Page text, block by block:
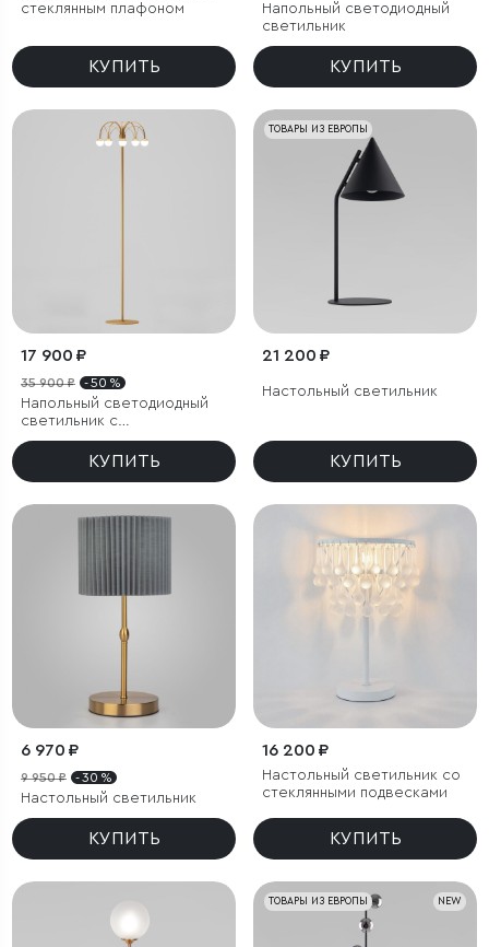
стеклянным плафоном
КУПИТЬ
Напольный светодиодный
светильник
КУПИТЬ
17 900 ₽
35 900 ₽ - 50 %
Напольный светодиодный
светильник с
регулировкой цветовой
температуры Ragno
КУПИТЬ
ТОВАРЫ ИЗ ЕВРОПЫ
21 200 ₽
Настольный светильник
КУПИТЬ
6 970 ₽
9 950 ₽ - 30 %
Настольный светильник
КУПИТЬ
16 200 ₽
Настольный светильник со
стеклянными подвесками
КУПИТЬ
NEW
ТОВАРЫ ИЗ ЕВРОПЫ